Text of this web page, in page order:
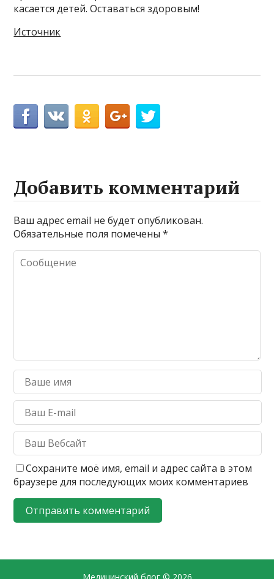
касается детей. Оставаться здоровым!
Источник
Добавить комментарий
Ваш адрес email не будет опубликован.
Обязательные поля помечены*
Сохраните моё имя, email и адрес сайта в этом
браузере для последующих моих комментариев